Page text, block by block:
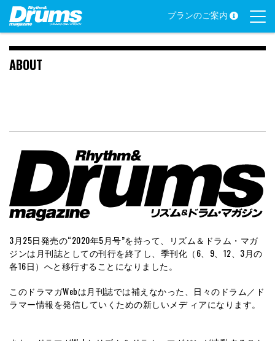
Skip
content
プランのご案内
ABOUT
3⽉25⽇発売の“2020年5⽉号”を持って、リズム＆ドラム・マガ
ジンは⽉刊誌としての刊⾏を終了し、季刊化（6、9、12、3⽉の
各16⽇）へと移⾏することになりました。
このドラマガWebは月刊誌では補えなかった、日々のドラム／ド
ラマー情報を発信していくための新しいメデ ィアになります。